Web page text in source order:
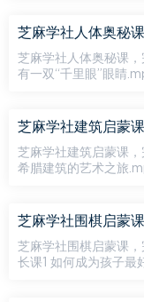
芝麻学社人体奥秘
芝麻学社人体奥秘课
有一双“千里眼”眼睛
芝麻学社建筑启蒙
芝麻学社建筑启蒙课
希腊建筑的艺术之旅
芝麻学社围棋启蒙
芝麻学社围棋启蒙课
长课1 如何成为孩子